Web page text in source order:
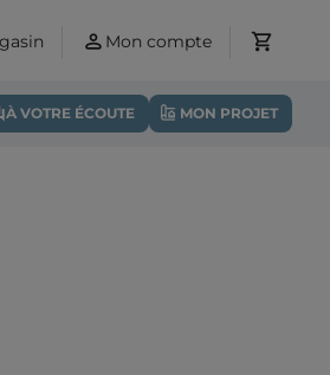
Mon compte
À VOTRE ÉCOUTE MON PROJET